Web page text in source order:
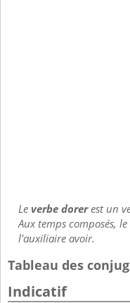
Leverbe dorerest un
Aux temps composés, le
l'auxiliaire avoir.
Tableau des
Indicatif